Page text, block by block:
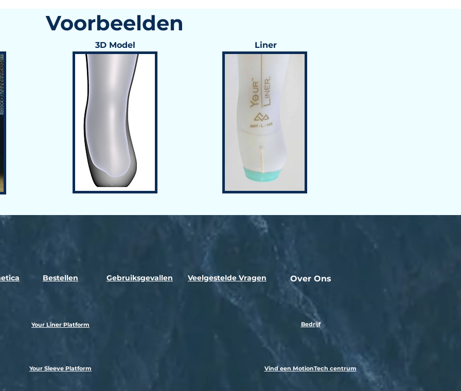
Voorbeelden
3D Model Liner
Bestellen Gebruiksgevallen
Your Liner Platform
Your Sleeve Platform
Veelgestelde Vragen Over Ons
Bedrijf
Vind een MotionTech centrum